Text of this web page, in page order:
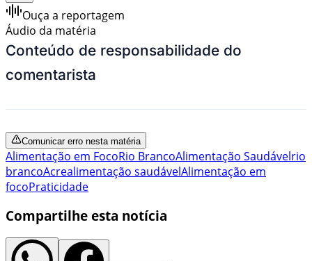
Ouça a reportagem
Áudio da matéria
Conteúdo de responsabilidade do
comentarista
Comunicar erro nesta matéria
Alimentação em FocoRio BrancoAlimentação Saudávelrio
brancoAcrealimentação saudávelAlimentação em
focoPraticidade
Compartilhe esta notícia